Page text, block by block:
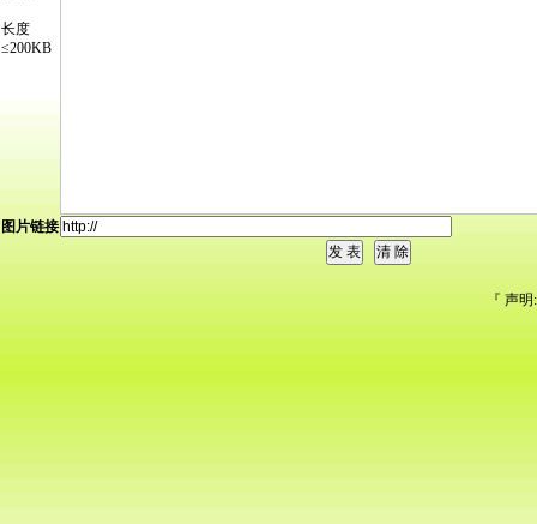
长度
≤200KB
图片链接
『 声